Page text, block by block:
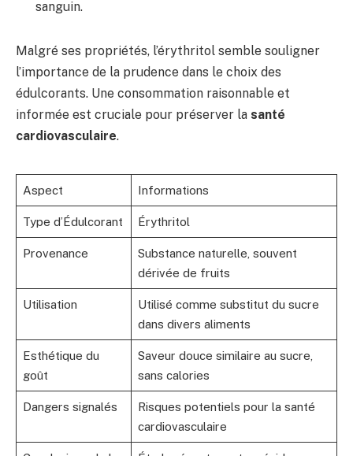
sanguin.
Malgré ses propriétés, l’érythritol semble souligner
l’importance de la prudence dans le choix des
édulcorants. Une consommation raisonnable et
informée est cruciale pour préserver la santé
cardiovasculaire.
Aspect Informations
Type d’Édulcorant Érythritol
Provenance
Substance naturelle, souvent
dérivée de fruits
Utilisation
Utilisé comme substitut du sucre
dans divers aliments
Esthétique du
goût
Saveur douce similaire au sucre,
sans calories
Dangers signalés
Risques potentiels pour la santé
cardiovasculaire